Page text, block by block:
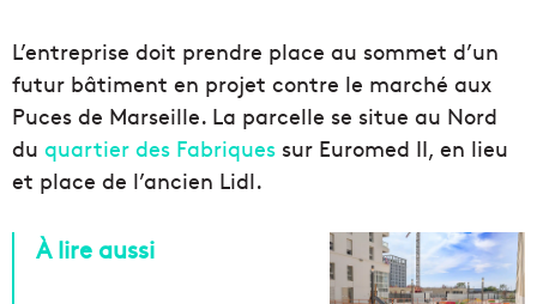
L’entreprise doit prendre place au sommet d’un
futur bâtiment en projet contre le marché aux
Puces de Marseille. La parcelle se situe au Nord
du quartier des Fabriques sur Euromed II, en lieu
et place de l’ancien Lidl.
À lire aussi